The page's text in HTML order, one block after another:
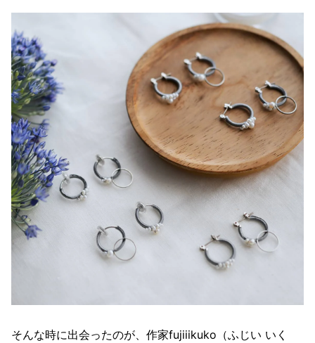
そんな時に出会ったのが、作家fujiiikuko（ふじい いく